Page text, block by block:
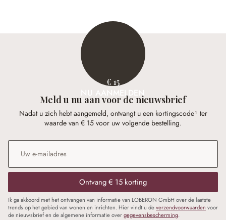
€ 15
NU AANMELDEN
Meld u nu aan voor de nieuwsbrief
Nadat u zich hebt aangemeld, ontvangt u een kortingscode¹ ter
waarde van € 15 voor uw volgende bestelling.
E-mailadres
Ontvang € 15 korting
Ik ga akkoord met het ontvangen van informatie van LOBERON GmbH over de laatste
trends op het gebied van wonen en inrichten. Hier vindt u deverzendvoorwaarden voor
de nieuwsbrief en de algemene informatie overgegevensbescherming.